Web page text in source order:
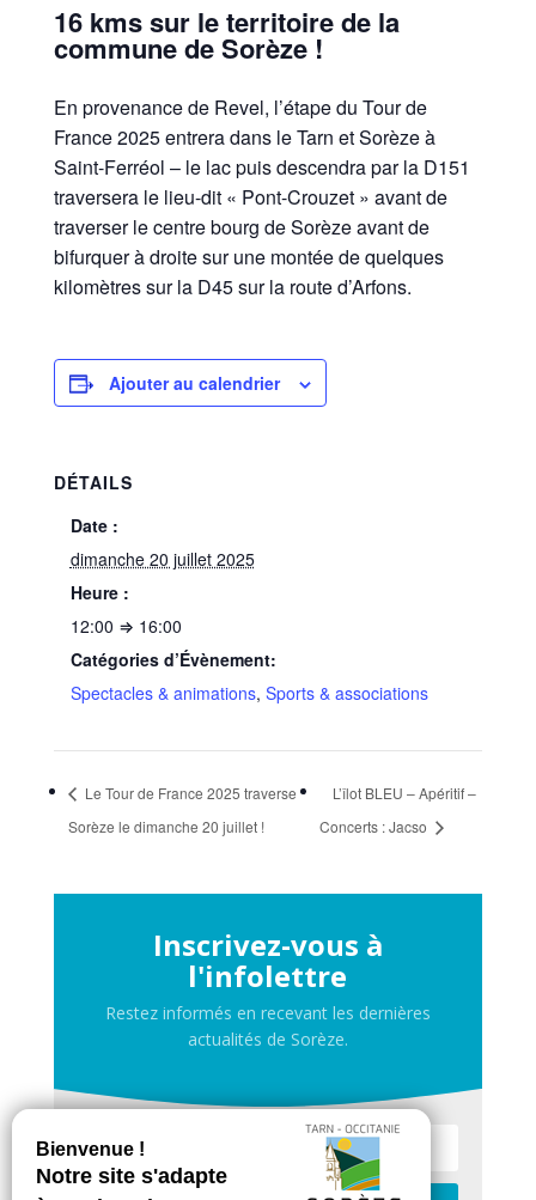
16 kms sur le territoire de la
commune de Sorèze !
En provenance de Revel, l’étape du Tour de
France 2025 entrera dans le Tarn et Sorèze à
Saint-Ferréol – le lac puis descendra par la D151
traversera le lieu-dit « Pont-Crouzet » avant de
traverser le centre bourg de Sorèze avant de
bifurquer à droite sur une montée de quelques
kilomètres sur la D45 sur la route d’Arfons.
Ajouter au calendrier
DÉTAILS
Date :
dimanche 20 juillet 2025
Heure :
12:00 ⇒ 16:00
Catégories d’Évènement:
Spectacles & animations, Sports & associations
Le Tour de France 2025 traverse
Sorèze le dimanche 20 juillet !
L’îlot BLEU – Apéritif –
Concerts : Jacso
Inscrivez-vous à
l'infolettre
Restez informés en recevant les dernières
actualités de Sorèze.